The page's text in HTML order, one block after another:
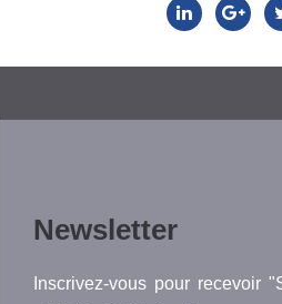
Newsletter
Inscrivez-vous pour recevoir